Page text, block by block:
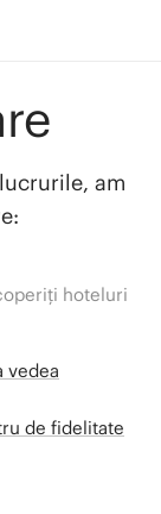
am
hoteluri
vedea
de fidelitate